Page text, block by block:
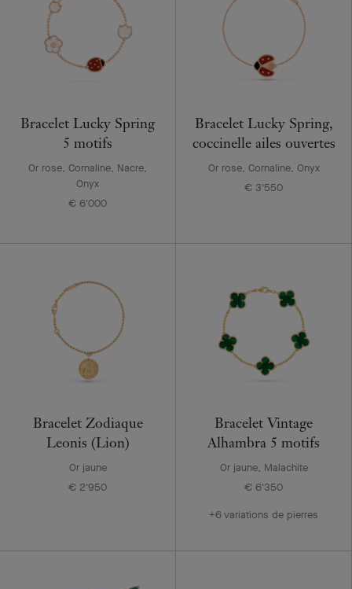
Bracelet Lucky Spring
5 motifs
Or rose, Cornaline, Nacre,
Onyx
€ 6'000
Bracelet Lucky Spring,
coccinelle ailes ouvertes
Or rose, Cornaline, Onyx
€ 3'550
Bracelet Zodiaque
Leonis (Lion)
Or jaune
€ 2'950
Bracelet Vintage
Alhambra 5 motifs
Or jaune, Malachite
€ 6'350
+6 variations de pierres